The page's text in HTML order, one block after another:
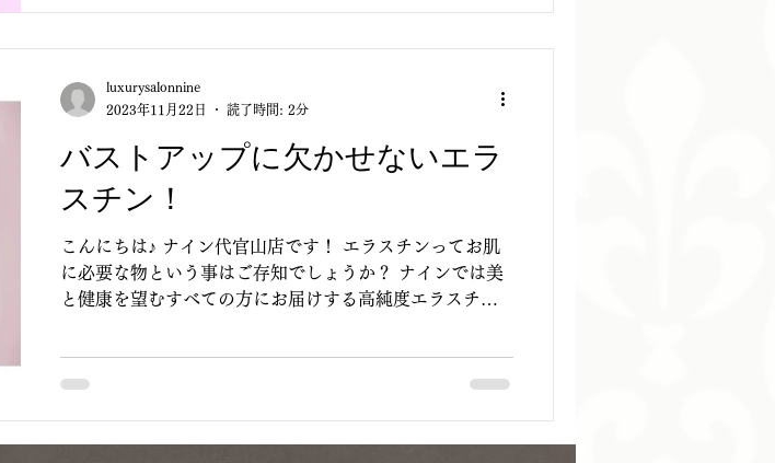
バストアップに欠かせないエラ
スチン！
こんにちは♪ ナイン代官山店です！ エラスチンってお肌
に必要な物という事はご存知でしょうか？ ナインでは美
と健康を望むすべての方にお届けする高純度エラスチン
luxurysalonnine
2023年11月22日
読了時間: 2分